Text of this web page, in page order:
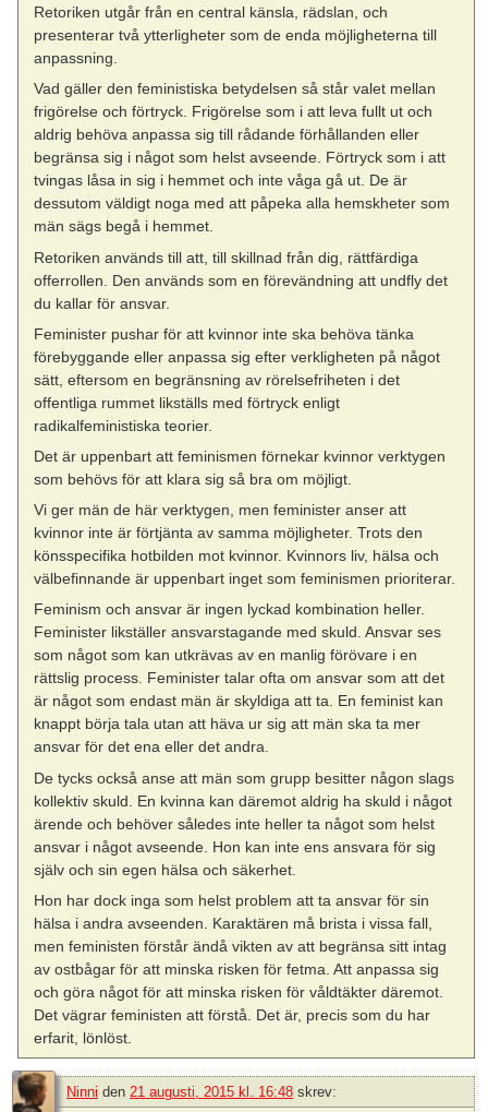
Retoriken utgår från en central känsla, rädslan, och
presenterar två ytterligheter som de enda möjligheterna till
anpassning.
Vad gäller den feministiska betydelsen så står valet mellan
frigörelse och förtryck. Frigörelse som i att leva fullt ut och
aldrig behöva anpassa sig till rådande förhållanden eller
begränsa sig i något som helst avseende. Förtryck som i att
tvingas låsa in sig i hemmet och inte våga gå ut. De är
dessutom väldigt noga med att påpeka alla hemskheter som
män sägs begå i hemmet.
Retoriken används till att, till skillnad från dig, rättfärdiga
offerrollen. Den används som en förevändning att undfly det
du kallar för ansvar.
Feminister pushar för att kvinnor inte ska behöva tänka
förebyggande eller anpassa sig efter verkligheten på något
sätt, eftersom en begränsning av rörelsefriheten i det
offentliga rummet likställs med förtryck enligt
radikalfeministiska teorier.
Det är uppenbart att feminismen förnekar kvinnor verktygen
som behövs för att klara sig så bra om möjligt.
Vi ger män de här verktygen, men feminister anser att
kvinnor inte är förtjänta av samma möjligheter. Trots den
könsspecifika hotbilden mot kvinnor. Kvinnors liv, hälsa och
välbefinnande är uppenbart inget som feminismen prioriterar.
Feminism och ansvar är ingen lyckad kombination heller.
Feminister likställer ansvarstagande med skuld. Ansvar ses
som något som kan utkrävas av en manlig förövare i en
rättslig process. Feminister talar ofta om ansvar som att det
är något som endast män är skyldiga att ta. En feminist kan
knappt börja tala utan att häva ur sig att män ska ta mer
ansvar för det ena eller det andra.
De tycks också anse att män som grupp besitter någon slags
kollektiv skuld. En kvinna kan däremot aldrig ha skuld i något
ärende och behöver således inte heller ta något som helst
ansvar i något avseende. Hon kan inte ens ansvara för sig
själv och sin egen hälsa och säkerhet.
Hon har dock inga som helst problem att ta ansvar för sin
hälsa i andra avseenden. Karaktären må brista i vissa fall,
men feministen förstår ändå vikten av att begränsa sitt intag
av ostbågar för att minska risken för fetma. Att anpassa sig
och göra något för att minska risken för våldtäkter däremot.
Det vägrar feministen att förstå. Det är, precis som du har
erfarit, lönlöst.
Ninni den 21 augusti, 2015 kl. 16:48 skrev: